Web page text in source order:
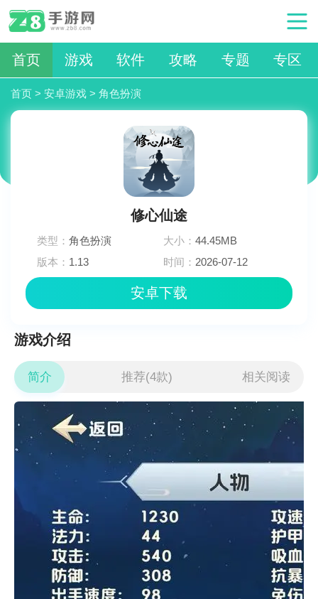
首页 游戏 软件 攻略 专题 专区
首页 > 安卓游戏 > 角色扮演
修心仙途
类型：角色扮演 大小：44.45MB
版本： 1.13 时间： 2026-07-12
安卓下载
游戏介绍
简介 推荐(4款) 相关阅读